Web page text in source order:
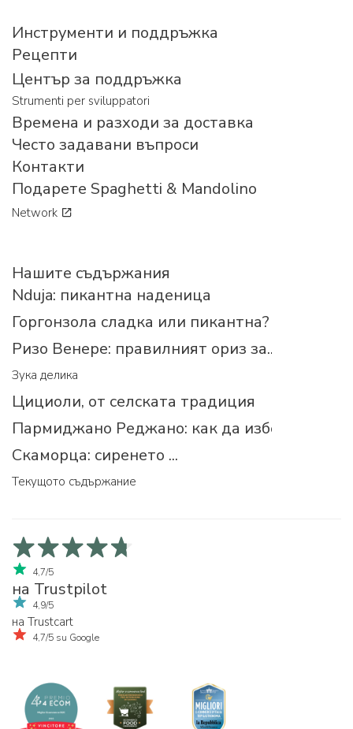
Инструменти и поддръжка
Рецепти
Център за поддръжка
Strumenti per sviluppatori
Времена и разходи за доставка
Често задавани въпроси
Контакти
Подарете Spaghetti & Mandolino
Network
Нашите съдържания
Nduja: пикантна наденица
Горгонзола сладка или пикантна?
Ризо Венере: правилният ориз за...
Зука делика
Цициоли, от селската традиция
Пармиджано Реджано: как да изберем
Скаморца: сиренето ...
Текущото съдържание
4,7/5
на Trustpilot
4,9/5
на Trustcart
4,7/5 su Google